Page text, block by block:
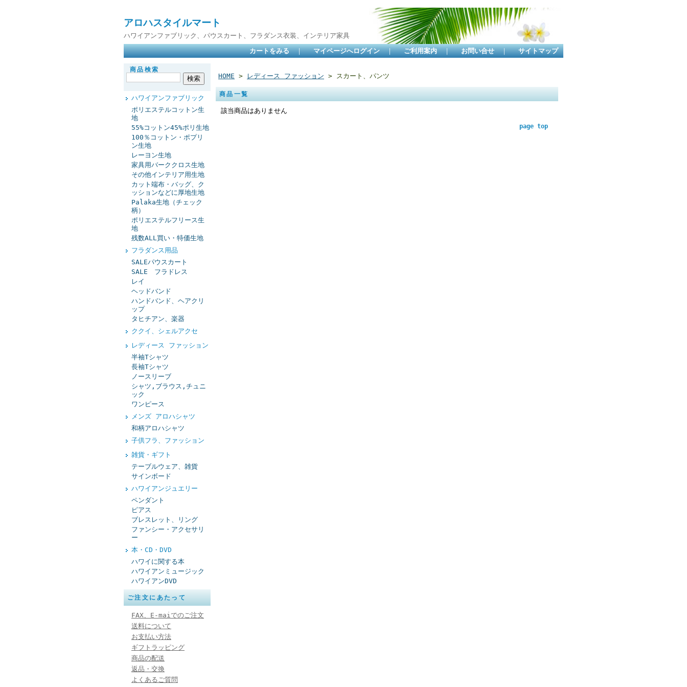
アロハスタイルマート
ハワイアンファブリック、パウスカート、フラダンス衣装、インテリア家具
カートをみる ｜ マイページへログイン ｜ ご利用案内 ｜ お問い合せ ｜ サイトマップ
商品検索
ハワイアンファブリック
ポリエステルコットン生
地
55%コットン45%ポリ生地
100％コットン・ポプリ
ン生地
レーヨン生地
家具用バーククロス生地
その他インテリア用生地
カット端布・バッグ、ク
ッションなどに厚地生地
Palaka生地（チェック
柄）
ポリエステルフリース生
地
残数ALL買い・特価生地
フラダンス用品
SALEパウスカート
SALE フラドレス
レイ
ヘッドバンド
ハンドバンド、ヘアクリ
ップ
タヒチアン、楽器
ククイ、シェルアクセ
レディース ファッション
半袖Tシャツ
長袖Tシャツ
ノースリーブ
シャツ,ブラウス,チュニ
ック
ワンピース
メンズ アロハシャツ
和柄アロハシャツ
子供フラ、ファッション
雑貨・ギフト
テーブルウェア、雑貨
サインボード
ハワイアンジュエリー
ペンダント
ピアス
ブレスレット、リング
ファンシー・アクセサリ
ー
本・CD・DVD
ハワイに関する本
ハワイアンミュージック
ハワイアンDVD
ご注文にあたって
FAX、E-maiでのご注文
送料について
お支払い方法
ギフトラッピング
商品の配送
返品・交換
よくあるご質問
HOME > レディース ファッション > スカート、パンツ
商品一覧
該当商品はありません
page top